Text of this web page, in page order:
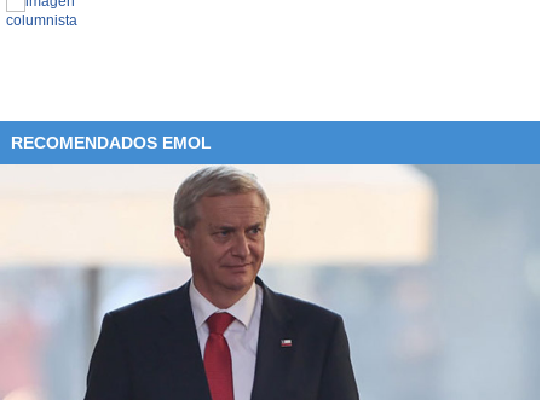
RECOMENDADOS EMOL